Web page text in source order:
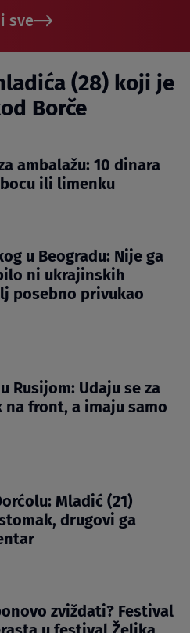
sve
(28) koji je
Borče
ambalažu: 10 dinara
bocu ili limenku
u Beogradu: Nije ga
ni ukrajinskih
posebno privukao
Rusijom: Udaju se za
front, a imaju samo
Mladić (21)
drugovi ga
zviždati? Festival